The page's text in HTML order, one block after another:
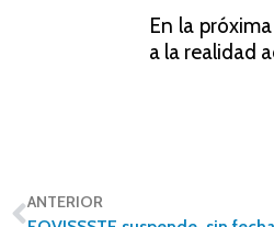
En la
a la realidad
ANTERIOR